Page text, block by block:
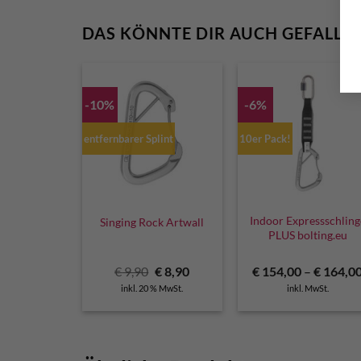
DAS KÖNNTE DIR AUCH
-10%
entfernbarer Splint
Singing Rock Artwall
€9,90 Ursprünglicher
Preis
war:
€8,90Aktueller
inkl. 20 % MwSt.
-6%
10er Pack!
Indoor
PLUS bolting.eu
€ 154,00 –€
inkl. MwSt.